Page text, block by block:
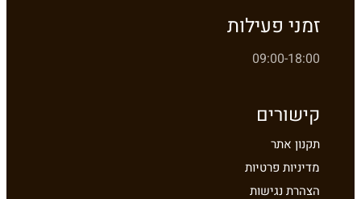
זמני פעילות
09:00-18:00
קישורים
תקנון אתר
מדיניות פרטיות
הצהרת נגישות